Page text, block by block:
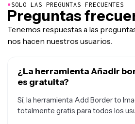
●SOLO LAS PREGUNTAS FRECUENTES
Preguntas
Tenemos respuestas a las
nos hacen nuestros usuarios.
¿La herramienta Añadir
es gratuita?
Sí, la herramienta Add Border to
totalmente gratis para todos los